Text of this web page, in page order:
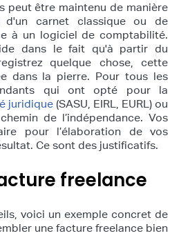
peut être maintenu de manière
d'un carnet classique ou de
à un logiciel de comptabilité.
dans le fait qu'à partir du
quelque chose, cette
dans la pierre. Pour tous les
qui ont opté pour la
juridique (SASU, EIRL, EURL) ou
de l’indépendance. Vos
pour l’élaboration de vos
Ce sont des justificatifs.
freelance
voici un exemple concret de
une facture freelance bien